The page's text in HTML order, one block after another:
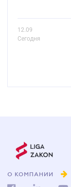
12.09
Сегодня
О КОМПАНИИ